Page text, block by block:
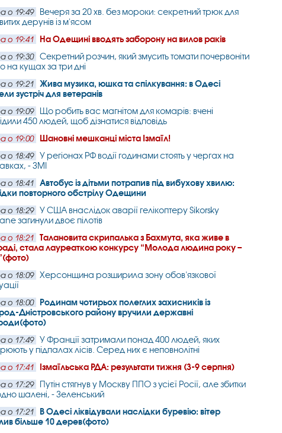
о 19:49
Вечеря за 20 хв. без мороки: секретний трюк для
дерунів із м'ясом
о 19:41 На Одещині вводять заборону на вилов раків
о 19:30
Секретний розчин, який змусить томати почервоніти
на кущах за три дні
о 19:21
Жива музика, юшка та спілкування: в Одесі
зустріч для ветеранів
о 19:09
Що робить вас магнітом для комарів: вчені
450 людей, щоб дізнатися відповідь
о 19:00 Шановні мешканці міста Ізмаїл!
о 18:49
У регіонах РФ водії годинами стоять у чергах на
- ЗМІ
о 18:41
Автобус із дітьми потрапив під вибухову хвилю:
повторного обстрілу Одещини
о 18:29
У США внаслідок аварії гелікоптеру Sikorsky
загинули двоє пілотів
о 18:21
Талановита скрипалька з Бахмута, яка живе в
стала лауреаткою конкурсу “Молода людина року –
о 18:09
Херсонщина розширила зону обов'язкової
о 18:00
Родинам чотирьох полеглих захисників із
Дністровського району вручили державні
о 17:49
У Франції затримали понад 400 людей, яких
у підпалах лісів. Серед них є неповнолітні
о 17:41 Ізмаїльська РДА: результати тижня (3-9 серпня)
о 17:29
Путін стягнув у Москву ППО з усієї Росії, але збитки
шалені, - Зеленський
о 17:21
В Одесі ліквідували наслідки буревію: вітер
більше 10 дерев(фото)